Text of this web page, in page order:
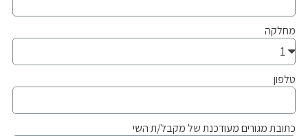
מחלקה
טלפון
כתובת מגורים מעודכנת של מקבל/ת השי